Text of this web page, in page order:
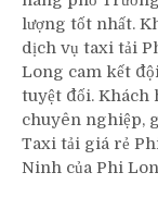
lượng tốt nhất.
dịch vụ taxi tải
Long cam kết
tuyệt đối. Khách
chuyên nghiệp,
Taxi tải giá rẻ
Ninh của Phi